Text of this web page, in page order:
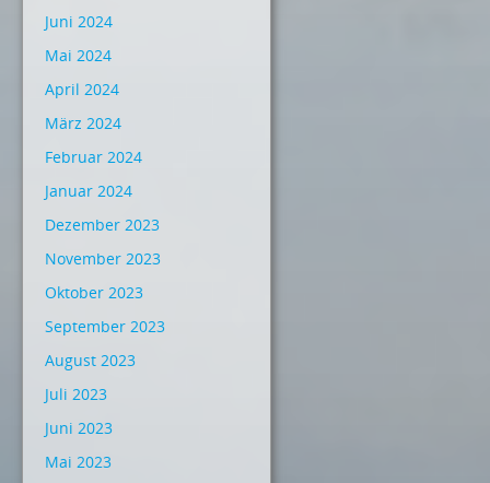
Juni 2024
Mai 2024
April 2024
März 2024
Februar 2024
Januar 2024
Dezember 2023
November 2023
Oktober 2023
September 2023
August 2023
Juli 2023
Juni 2023
Mai 2023